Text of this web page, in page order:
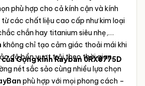
phù hợp cho cả kính cận và kính
các chất liệu cao cấp như kim loại
chắn hay titanium siêu nhẹ,
không chỉ tạo cảm giác thoải mái khi
độ bền vượt trội theo thời gian.
nét sắc sảo cùng nhiều lựa chọn
phù hợp với mọi phong cách –
Gọng kính Rayban 0RX8775D